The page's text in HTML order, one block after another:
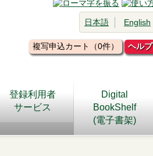
日本語 English
複写申込カート（0件） ヘルプ
登録利用者
サービス
Digital
BookShelf
(電子書架)